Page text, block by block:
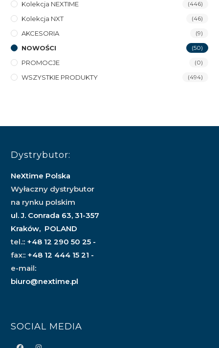
Kolekcja NEXTIME (446)
Kolekcja NXT (46)
AKCESORIA (9)
NOWOŚCI (50)
PROMOCJE (0)
WSZYSTKIE PRODUKTY (494)
Dystrybutor:
NeXtime Polska
Wyłaczny dystrybutor
na rynku polskim
ul. J. Conrada 63, 31-357
Kraków, POLAND
tel.:: +48 12 290 50 25 -
fax:: +48 12 444 15 21 -
e-mail:
biuro@nextime.pl
SOCIAL MEDIA